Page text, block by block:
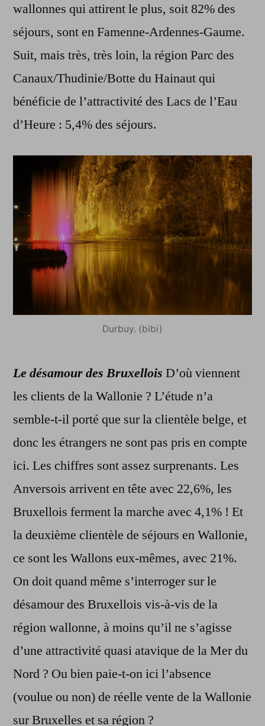
wallonnes qui attirent le plus, soit 82% des
séjours, sont en Famenne-Ardennes-Gaume.
Suit, mais très, très loin, la région Parc des
Canaux/Thudinie/Botte du Hainaut qui
bénéficie de l’attractivité des Lacs de l’Eau
d’Heure : 5,4% des séjours.
Durbuy. (bibi)
Le désamour des Bruxellois D’où viennent
les clients de la Wallonie ? L’étude n’a
semble-t-il porté que sur la clientèle belge, et
donc les étrangers ne sont pas pris en compte
ici. Les chiffres sont assez surprenants. Les
Anversois arrivent en tête avec 22,6%, les
Bruxellois ferment la marche avec 4,1% ! Et
la deuxième clientèle de séjours en Wallonie,
ce sont les Wallons eux-mêmes, avec 21%.
On doit quand même s’interroger sur le
désamour des Bruxellois vis-à-vis de la
région wallonne, à moins qu’il ne s’agisse
d’une attractivité quasi atavique de la Mer du
Nord ? Ou bien paie-t-on ici l’absence
(voulue ou non) de réelle vente de la Wallonie
sur Bruxelles et sa région ?